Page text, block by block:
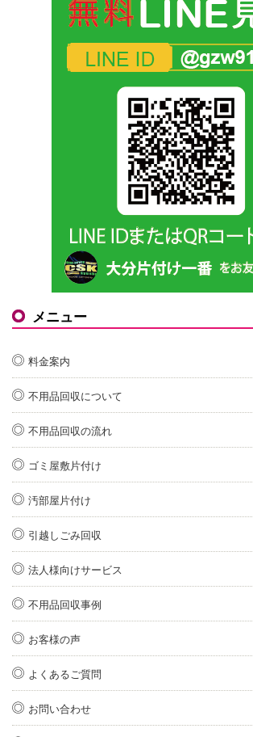
メニュー
料金案内
不用品回収について
不用品回収の流れ
ゴミ屋敷片付け
汚部屋片付け
引越しごみ回収
法人様向けサービス
不用品回収事例
お客様の声
よくあるご質問
お問い合わせ